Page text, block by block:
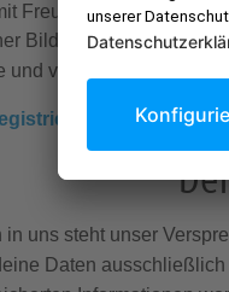
Freunden teilen
Bilder und Alben per
und viele weitere
»
in uns steht unser
Daten